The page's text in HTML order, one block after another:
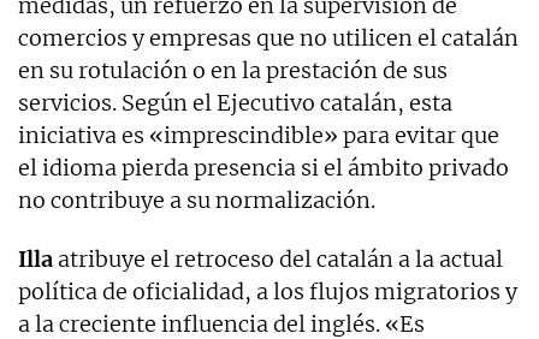
comercios y empresas que no utilicen el catalán
en su rotulación o en la prestación de sus
servicios. Según el Ejecutivo catalán, esta
iniciativa es «imprescindible» para evitar que
el idioma pierda presencia si el ámbito privado
no contribuye a su normalización.
Illa atribuye el retroceso del catalán a la actual
política de oficialidad, a los flujos migratorios y
a la creciente influencia del inglés. «Es